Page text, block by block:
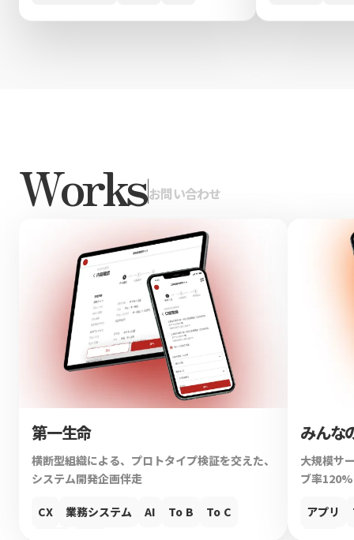
Works|お問い合わせ
第一生命
横断型組織による、プロトタイプ検証を交えた、
システム開発企画伴走
CX 業務システム AI To B
To C
みんな
大規模サ
ブ率
アプリ